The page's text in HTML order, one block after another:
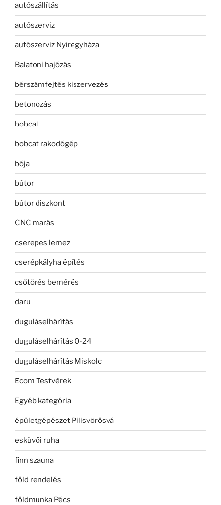
autószállítás
autószerviz
autószerviz Nyíregyháza
Balatoni hajózás
bérszámfejtés kiszervezés
betonozás
bobcat
bobcat rakodógép
bója
bútor
bútor diszkont
CNC marás
cserepes lemez
cserépkályha építés
csőtörés bemérés
daru
duguláselhárítás
duguláselhárítás 0-24
duguláselhárítás Miskolc
Ecom Testvérek
Egyéb kategória
épületgépészet Pilisvörösvá
esküvői ruha
finn szauna
föld rendelés
földmunka Pécs